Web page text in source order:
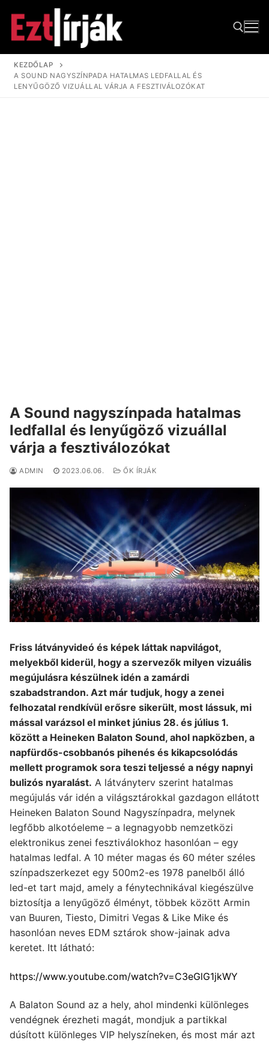
tartalomra
Keresése:
KEZDŐLAP
A SOUND NAGYSZÍNPADA HATALMAS LEDFALLAL ÉS
LENYŰGÖZŐ VIZUÁLLAL VÁRJA A FESZTIVÁLOZÓKAT
A Sound nagyszínpada hatalmas
ledfallal és lenyűgöző vizuállal
várja a fesztiválozókat
ADMIN 2023.06.06. ŐK ÍRJÁK
Friss látványvideó és képek láttak napvilágot,
melyekből kiderül, hogy a szervezők milyen vizuális
megújulásra készülnek idén a zamárdi
szabadstrandon. Azt már tudjuk, hogy a zenei
felhozatal rendkívül erősre sikerült, most lássuk, mi
mással varázsol el minket június 28. és július 1.
között a Heineken Balaton Sound, ahol napközben, a
napfürdős-csobbanós pihenés és kikapcsolódás
mellett programok sora teszi teljessé a négy napnyi
bulizós nyaralást. A látványterv szerint hatalmas
megújulás vár idén a világsztárokkal gazdagon ellátott
Heineken Balaton Sound Nagyszínpadra, melynek
legfőbb alkotóeleme – a legnagyobb nemzetközi
elektronikus zenei fesztiválokhoz hasonlóan – egy
hatalmas ledfal. A 10 méter magas és 60 méter széles
színpadszerkezet egy 500m2-es 1978 panelből álló
led-et tart majd, amely a fénytechnikával kiegészülve
biztosítja a lenyűgöző élményt, többek között Armin
van Buuren, Tiesto, Dimitri Vegas & Like Mike és
hasonlóan neves EDM sztárok show-jainak adva
keretet. Itt látható:
https://www.youtube.com/watch?v=C3eGlG1jkWY
A Balaton Sound az a hely, ahol mindenki különleges
vendégnek érezheti magát, mondjuk a partikkal
dúsított különleges VIP helyszíneken, és most már azt